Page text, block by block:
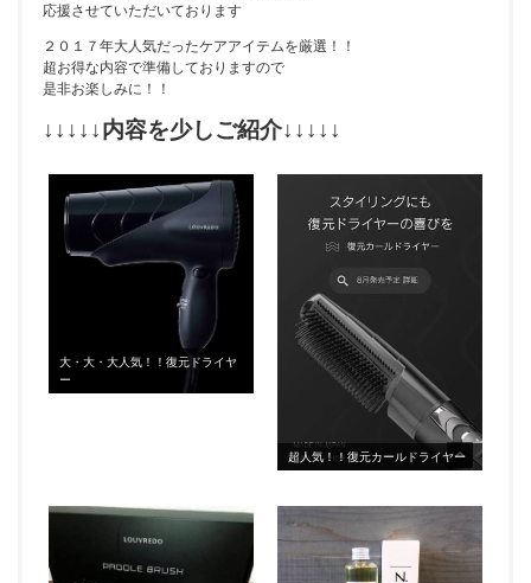
応援させていただいております
２０１７年大人気だったケアアイテムを厳選！！
超お得な内容で準備しておりますので
是非お楽しみに！！
↓↓↓↓↓内容を少しご紹介↓↓↓↓↓
大・大・大人気！！復元ドライヤ
ー
超人気！！復元カールドライヤー